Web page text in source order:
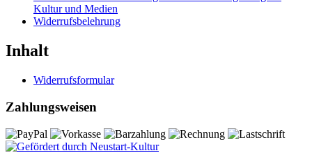
Kultur und Medien
Widerrufsbelehrung
Inhalt
Widerrufsformular
Zahlungsweisen